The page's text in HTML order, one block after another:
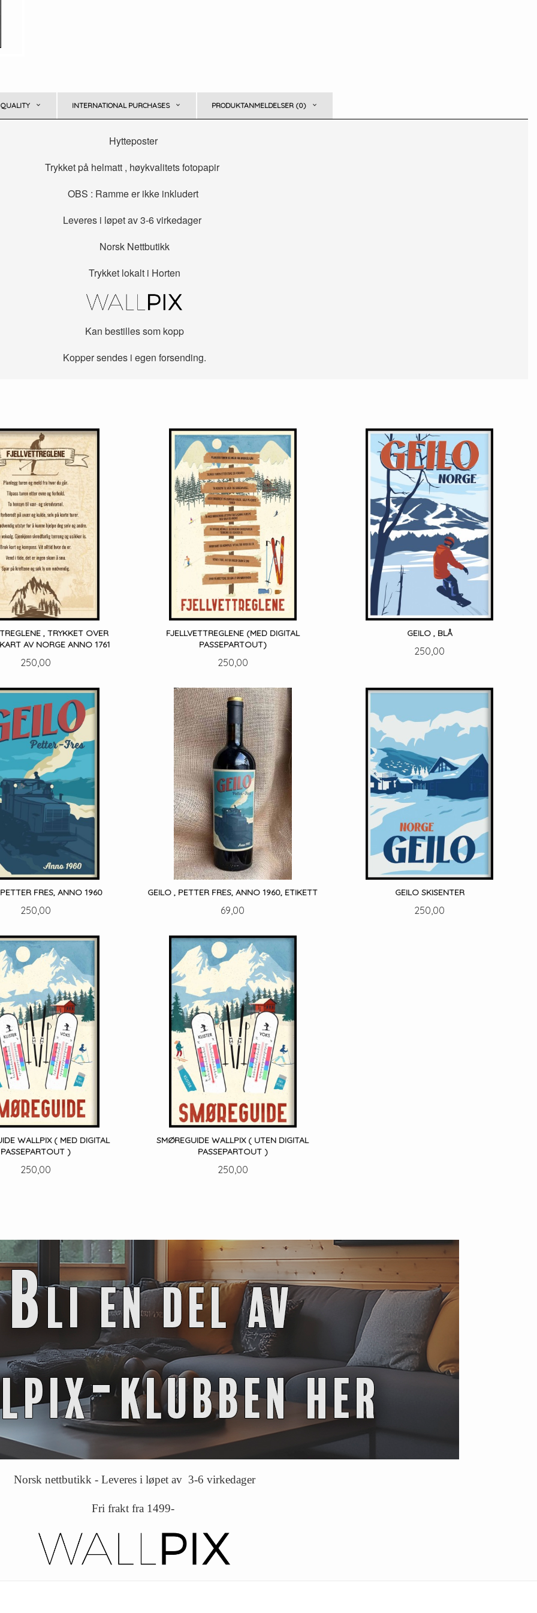
INTERNATIONAL PURCHASES PRODUKTANMELDELSER (0)
Hytteposter
Trykket på helmatt , høykvalitets fotopapir
OBS : Ramme er ikke inkludert
Leveres i løpet av 3-6 virkedager
Norsk Nettbutikk
Trykket lokalt i Horten
Kan bestilles som kopp
Kopper sendes i egen forsending.
, TRYKKET OVER
AV NORGE ANNO 1761
Pris
250,00
LES MER
FJELLVETTREGLENE (MED DIGITAL
PASSEPARTOUT)
Pris
250,00
LES MER
GEILO , BLÅ
Pris
250,00
LES MER
FRES, ANNO 1960
Pris
250,00
LES MER
GEILO , PETTER FRES, ANNO 1960, ETIKETT
Pris
69,00
KJØP
GEILO SKISENTER
Pris
250,00
WALLPIX ( MED DIGITAL
PASSEPARTOUT )
Pris
250,00
SMØREGUIDE WALLPIX ( UTEN DIGITAL
PASSEPARTOUT )
Pris
250,00
Norsk nettbutikk - Leveres i løpet av 3-6 virkedager
Fri frakt fra 1499-